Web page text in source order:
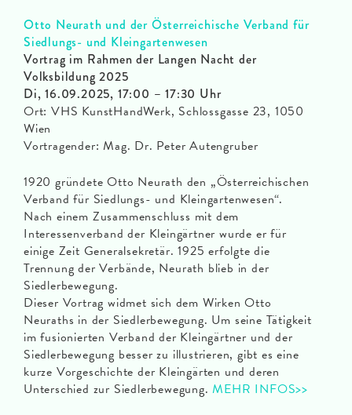
Otto Neurath und der Österreichische Verband für
Siedlungs- und Kleingartenwesen
Vortrag im Rahmen der Langen Nacht der
Volksbildung 2025
Di, 16.09.2025, 17:00 – 17:30 Uhr
Ort: VHS KunstHandWerk, Schlossgasse 23, 1050
Wien
Vortragender: Mag. Dr. Peter Autengruber
1920 gründete Otto Neurath den „Österreichischen
Verband für Siedlungs- und Kleingartenwesen“.
Nach einem Zusammenschluss mit dem
Interessenverband der Kleingärtner wurde er für
einige Zeit Generalsekretär. 1925 erfolgte die
Trennung der Verbände, Neurath blieb in der
Siedlerbewegung.
Dieser Vortrag widmet sich dem Wirken Otto
Neuraths in der Siedlerbewegung. Um seine Tätigkeit
im fusionierten Verband der Kleingärtner und der
Siedlerbewegung besser zu illustrieren, gibt es eine
kurze Vorgeschichte der Kleingärten und deren
Unterschied zur Siedlerbewegung.MEHR INFOS>>